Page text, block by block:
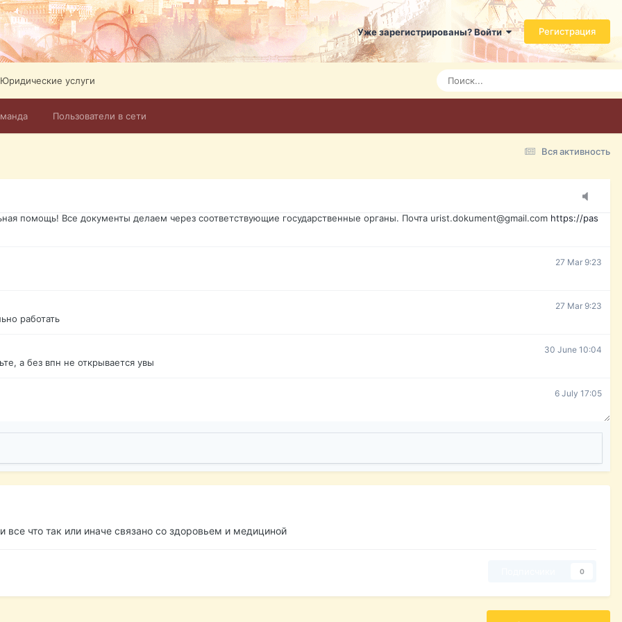
Уже зарегистрированы? Войти Регистрация
Пользователи в сети
Юридические услуги
Вся активность
Абонемент на 4 тв всего 12,5 Евро в месяц! Легко настроить справится даже ребенок. Быстрое оформление договора с
+972-526-384-339
Today 3:21
Today 3:24
Today 3:28
15 Mar 16:47
помощь! Все документы делаем через соответствующие государственные органы. Почта urist.dokument@gmail.com https://pas
27 Mar 9:23
27 Mar 9:23
работать
30 June 10:04
а без впн не открывается увы
6 July 17:05
что так или иначе связано со здоровьем и медициной
0